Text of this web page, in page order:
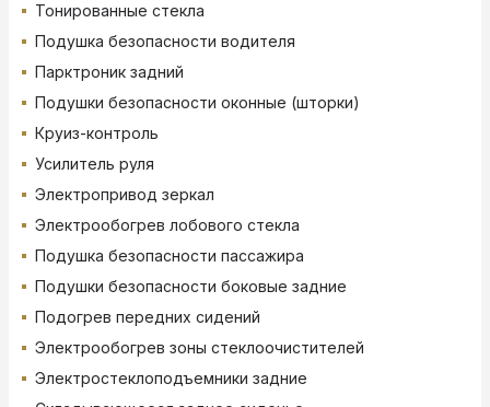
Тонированные стекла
Подушка безопасности водителя
Парктроник задний
Подушки безопасности оконные (шторки)
Круиз-контроль
Усилитель руля
Электропривод зеркал
Электрообогрев лобового стекла
Подушка безопасности пассажира
Подушки безопасности боковые задние
Подогрев передних сидений
Электрообогрев зоны стеклоочистителей
Электростеклоподъемники задние